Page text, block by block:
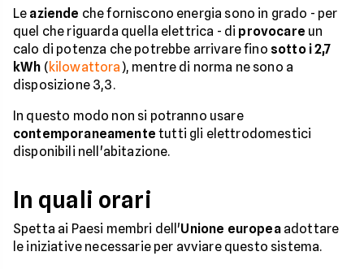
Le aziende che forniscono energia sono in grado - per
quel che riguarda quella elettrica - di provocare un
calo di potenza che potrebbe arrivare fino sotto i 2,7
kWh (kilowattora ), mentre di norma ne sono a
disposizione 3,3.
In questo modo non si potranno usare
contemporaneamente tutti gli elettrodomestici
disponibili nell'abitazione.
In quali orari
Spetta ai Paesi membri dell'Unione europeaadottare
le iniziative necessarie per avviare questo sistema.